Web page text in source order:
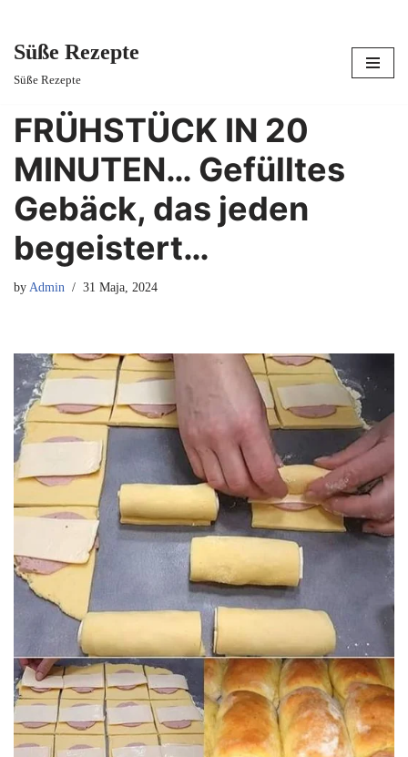
content
Süße Rezepte
Süße Rezepte
FRÜHSTÜCK IN 20
MINUTEN… Gefülltes
Gebäck, das jeden
begeistert…
by Admin 31 Maja, 2024